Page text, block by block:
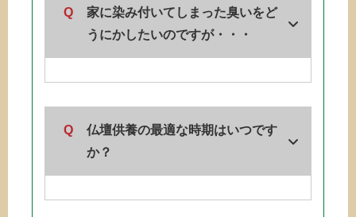
Q
家に染み付いてしまった臭いをど
うにかしたいのですが・・・
Q
仏壇供養の最適な時期はいつです
か？